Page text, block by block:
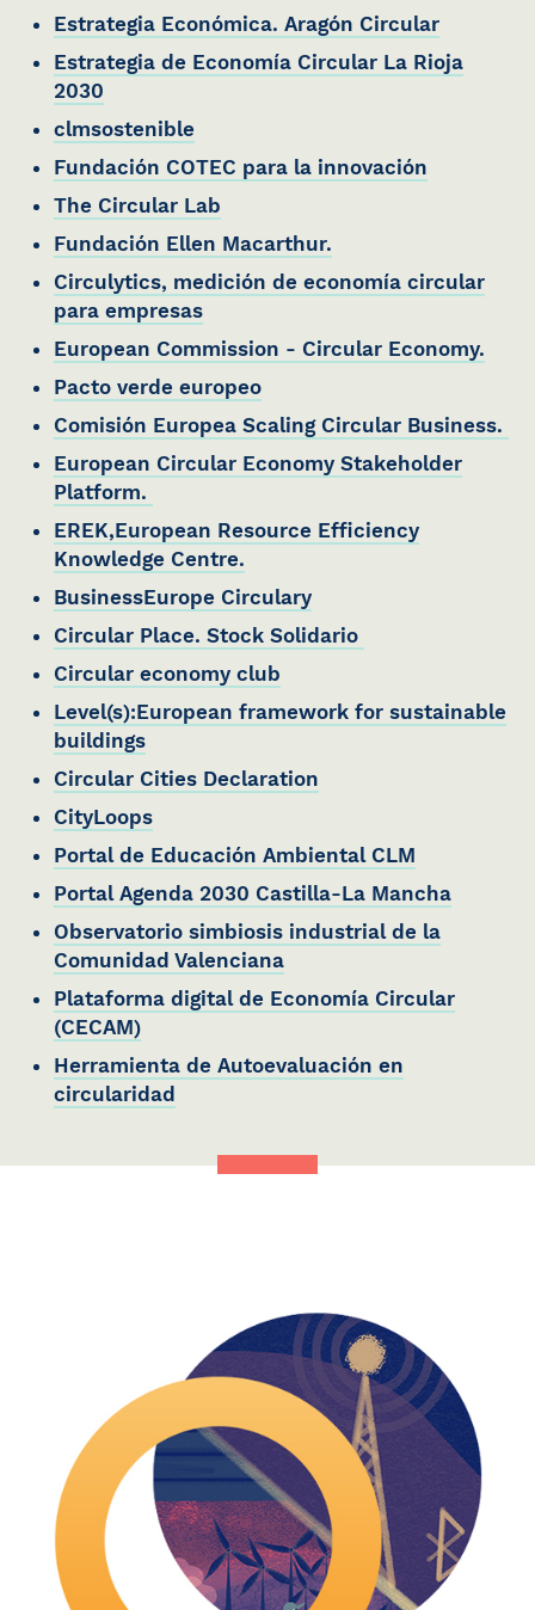
Estrategia Económica. Aragón Circular
Estrategia de Economía Circular La Rioja
2030
clmsostenible
Fundación COTEC para la innovación
The Circular Lab
Fundación Ellen Macarthur.
Circulytics, medición de economía circular
para empresas
European Commission - Circular Economy.
Pacto verde europeo
Comisión Europea Scaling Circular Business.
European Circular Economy Stakeholder
Platform.
EREK,European Resource Efficiency
Knowledge Centre.
BusinessEurope Circulary
Circular Place. Stock Solidario
Circular economy club
Level(s):European framework for sustainable
buildings
Circular Cities Declaration
CityLoops
Portal de Educación Ambiental CLM
Portal Agenda 2030 Castilla-La Mancha
Observatorio simbiosis industrial de la
Comunidad Valenciana
Plataforma digital de Economía Circular
(CECAM)
Herramienta de Autoevaluación en
circularidad